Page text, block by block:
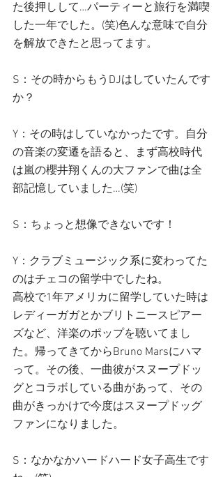
た後押しして…パーティーと旅行を満喫
した一年でした。(笑)色んな意味で自分
を解放できたと思ってます。
S：その時からもうDJはしていたんです
か？
Y：その時はしていなかったです。自分
の音楽の変遷を語ると、まず高校時代
は嵐の櫻井翔くんの大ファンで曲は全
部記憶していました…(笑)
S：ちょっと想像できないです！
Y：クラブミュージック系に変わってた
のはチェコの留学中でしたね。
高校で1年アメリカに留学していた時は
レディーガガとかブリトニースピアー
ズなど、洋楽のポップを聴いてまし
た。帰ってきてからBruno Marsにハマ
って。その後、一曲彼がスヌープドッ
グとコラボしている曲があって、その
曲がきっかけで今度はスヌープドッグ
ファンになりました。
S：なかなかハードハード女子高生です